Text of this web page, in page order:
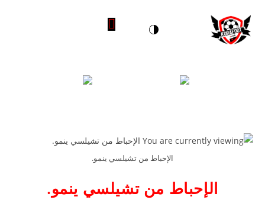
الإحباط من تشيلسي ينمو.
الإحباط من تشيلسي ينمو.